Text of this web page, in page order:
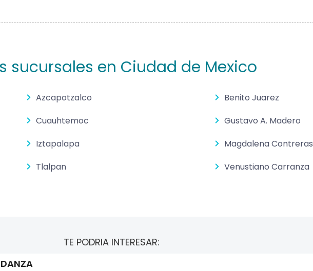
sucursales en Ciudad de Mexico
Azcapotzalco
Benito Juarez
Cuauhtemoc
Gustavo A. Madero
Iztapalapa
Magdalena Contreras
Tlalpan
Venustiano Carranza
TE PODRIA INTERESAR: